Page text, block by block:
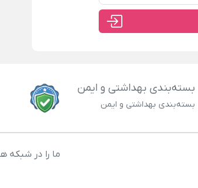
بسته‌بندی بهداشتی و ایمن
بسته‌بندی بهداشتی و ایمن
ما را در شبکه